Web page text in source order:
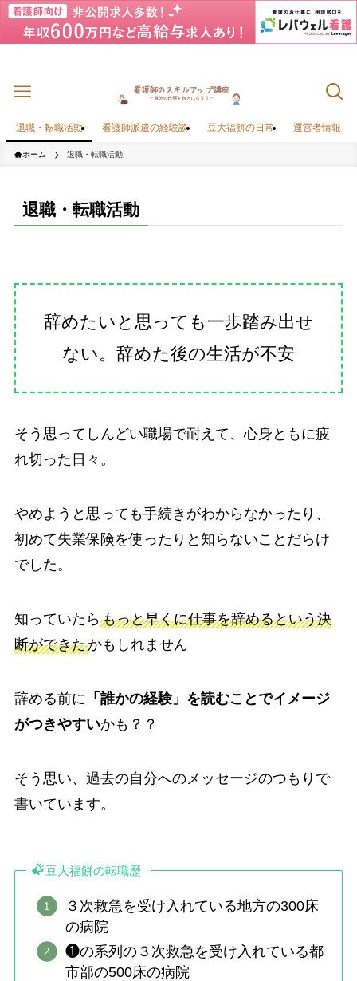
退職・転職活動 看護師派遣の経験談 豆大福餅の日常 運営者情報
ホーム 退職・転職活動
退職・転職活動
辞めたいと思っても一歩踏み出せ
ない。辞めた後の生活が不安
そう思ってしんどい職場で耐えて、心身ともに疲
れ切った日々。
やめようと思っても手続きがわからなかったり、
初めて失業保険を使ったりと知らないことだらけ
でした。
知っていたらもっと早くに仕事を辞めるという決
断ができたかもしれません
辞める前に 「誰かの経験」を読むことでイメージ
がつきやすいかも？？
そう思い、過去の自分へのメッセージのつもりで
書いています。
豆大福餅の転職歴
３次救急を受け入れている地方の300床
の病院
❶の系列の３次救急を受け入れている都
市部の500床の病院